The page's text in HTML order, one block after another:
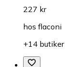
227 kr
hos flaconi
+14 butiker